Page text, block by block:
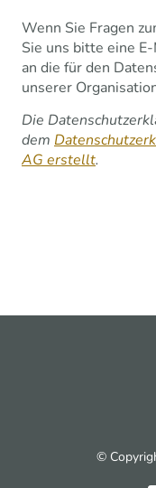
Wenn Sie Fragen
Sie uns bitte eine
an die für den
unserer
Die
dem
AG erstellt.
©